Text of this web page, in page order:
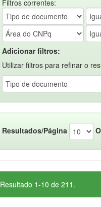
Filtros correntes:
Adicionar filtros:
Utilizar filtros para refinar o
Resultados/Página
Resultado 1-10 de 211.